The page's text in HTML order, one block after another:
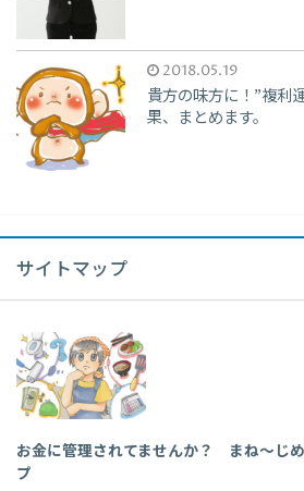
2018.05.19
貴方の味方に！”複利
果、まとめます。
サイトマップ
お金に管理されてませんか？ まね～じ
プ